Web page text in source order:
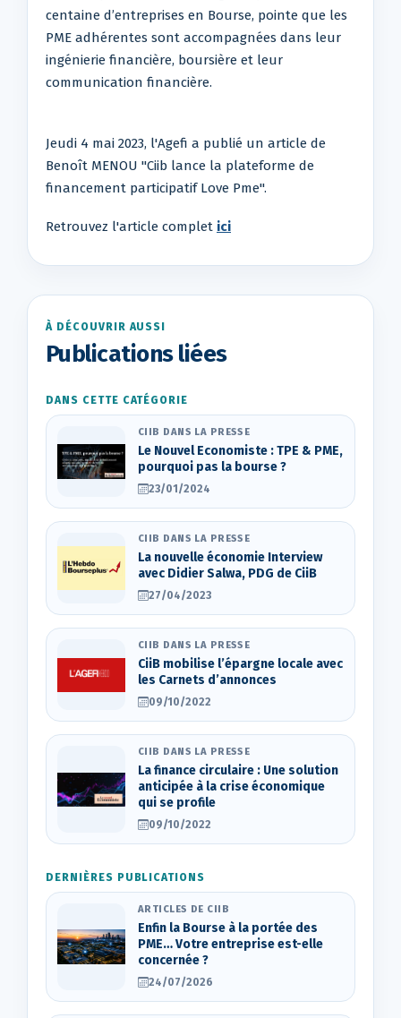
centaine d’entreprises en Bourse, pointe que les
PME adhérentes sont accompagnées dans leur
ingénierie financière, boursière et leur
communication financière.
Jeudi 4 mai 2023, l'Agefi a publié un article de
Benoît MENOU "Ciib lance la plateforme de
financement participatif Love Pme".
Retrouvez l'article complet ici
À DÉCOUVRIR AUSSI
Publications liées
DANS CETTE CATÉGORIE
CIIB DANS LA PRESSE
Le Nouvel Economiste : TPE & PME,
pourquoi pas la bourse ?
23/01/2024
CIIB DANS LA PRESSE
La nouvelle économie Interview
avec Didier Salwa, PDG de CiiB
27/04/2023
CIIB DANS LA PRESSE
CiiB mobilise l’épargne locale avec
les Carnets d’annonces
09/10/2022
CIIB DANS LA PRESSE
La finance circulaire : Une solution
anticipée à la crise économique
qui se profile
09/10/2022
DERNIÈRES PUBLICATIONS
ARTICLES DE CIIB
Enfin la Bourse à la portée des
PME… Votre entreprise est-elle
concernée ?
24/07/2026